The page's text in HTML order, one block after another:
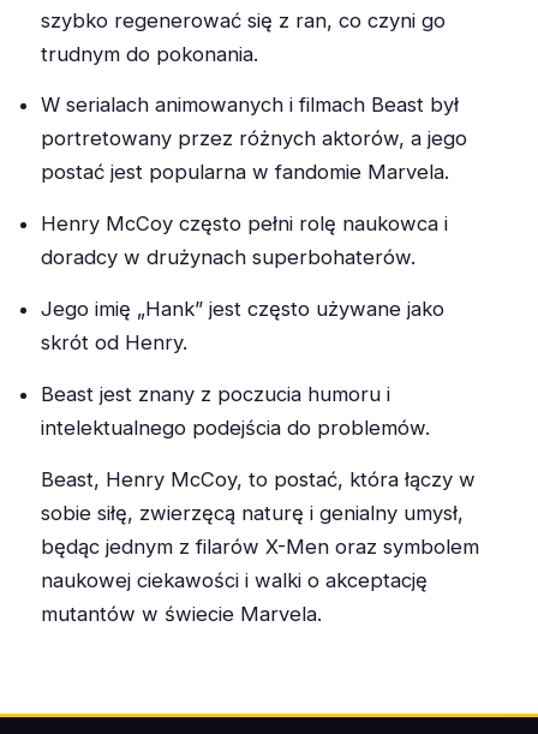
szybko regenerować się z ran, co czyni go
trudnym do pokonania.
W serialach animowanych i filmach Beast był
portretowany przez różnych aktorów, a jego
postać jest popularna w fandomie Marvela.
Henry McCoy często pełni rolę naukowca i
doradcy w drużynach superbohaterów.
Jego imię „Hank” jest często używane jako
skrót od Henry.
Beast jest znany z poczucia humoru i
intelektualnego podejścia do problemów.
Beast, Henry McCoy, to postać, która łączy w
sobie siłę, zwierzęcą naturę i genialny umysł,
będąc jednym z filarów X-Men oraz symbolem
naukowej ciekawości i walki o akceptację
mutantów w świecie Marvela.